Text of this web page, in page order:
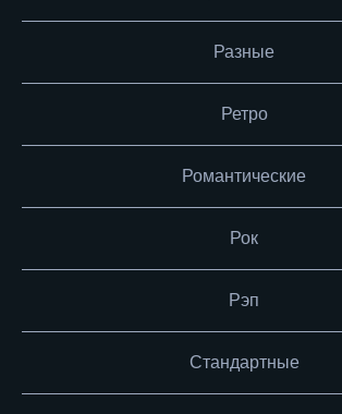
Разные
Ретро
Романтические
Рок
Рэп
Стандартные